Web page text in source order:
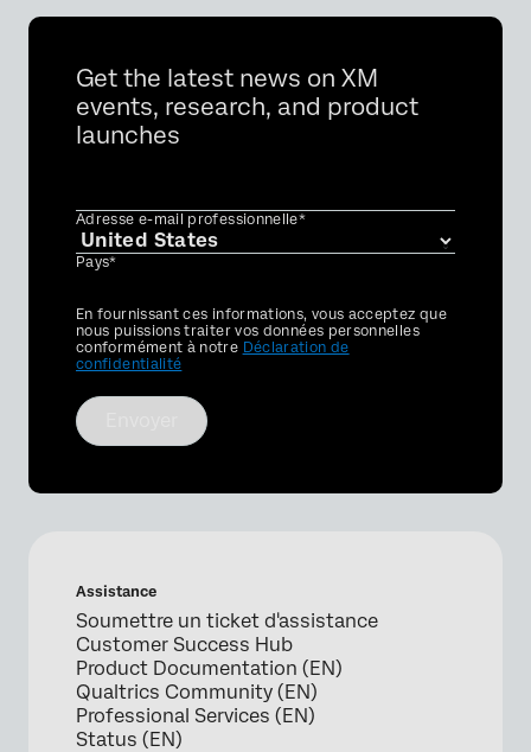
Get the latest news on XM
events, research, and product
launches
Adresse e-mail professionnelle*
Pays*
Privacy
Optin
En fournissant ces informations, vous acceptez que
nous puissions traiter vos données personnelles
conformément à notre Déclaration de
confidentialité
Assistance
Soumettre un ticket d'assistance
Customer Success Hub
Product Documentation (EN)
Qualtrics Community (EN)
Professional Services (EN)
Status (EN)